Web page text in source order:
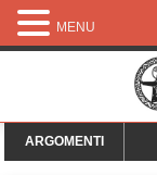
ARGOMENTI
MENU